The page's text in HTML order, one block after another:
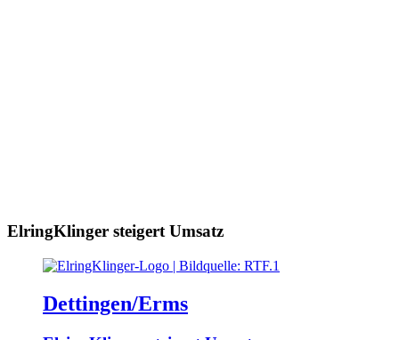
ElringKlinger steigert Umsatz
Dettingen/Erms